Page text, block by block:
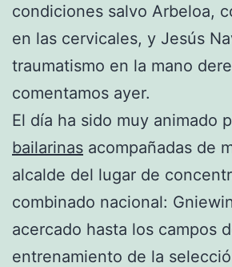
condiciones salvo Arbeloa,
en las cervicales, y Jesús
traumatismo en la mano
comentamos ayer.
El día ha sido muy animado
bailarinas acompañadas de
alcalde del lugar de
combinado nacional:
acercado hasta los campos
entrenamiento de la